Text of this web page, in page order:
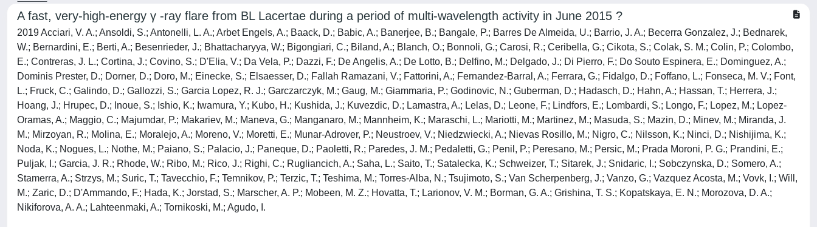
A fast, very-high-energy γ -ray flare from BL Lacertae during a period of multi-wavelength activity in June 2015 ?
2019 Acciari, V. A.; Ansoldi, S.; Antonelli, L. A.; Arbet Engels, A.; Baack, D.; Babic, A.; Banerjee, B.; Bangale, P.; Barres De Almeida, U.; Barrio, J. A.; Becerra Gonzalez, J.; Bednarek,
W.; Bernardini, E.; Berti, A.; Besenrieder, J.; Bhattacharyya, W.; Bigongiari, C.; Biland, A.; Blanch, O.; Bonnoli, G.; Carosi, R.; Ceribella, G.; Cikota, S.; Colak, S. M.; Colin, P.; Colombo,
E.; Contreras, J. L.; Cortina, J.; Covino, S.; D'Elia, V.; Da Vela, P.; Dazzi, F.; De Angelis, A.; De Lotto, B.; Delfino, M.; Delgado, J.; Di Pierro, F.; Do Souto Espinera, E.; Dominguez, A.;
Dominis Prester, D.; Dorner, D.; Doro, M.; Einecke, S.; Elsaesser, D.; Fallah Ramazani, V.; Fattorini, A.; Fernandez-Barral, A.; Ferrara, G.; Fidalgo, D.; Foffano, L.; Fonseca, M. V.; Font,
L.; Fruck, C.; Galindo, D.; Gallozzi, S.; Garcia Lopez, R. J.; Garczarczyk, M.; Gaug, M.; Giammaria, P.; Godinovic, N.; Guberman, D.; Hadasch, D.; Hahn, A.; Hassan, T.; Herrera, J.;
Hoang, J.; Hrupec, D.; Inoue, S.; Ishio, K.; Iwamura, Y.; Kubo, H.; Kushida, J.; Kuvezdic, D.; Lamastra, A.; Lelas, D.; Leone, F.; Lindfors, E.; Lombardi, S.; Longo, F.; Lopez, M.; Lopez-
Oramas, A.; Maggio, C.; Majumdar, P.; Makariev, M.; Maneva, G.; Manganaro, M.; Mannheim, K.; Maraschi, L.; Mariotti, M.; Martinez, M.; Masuda, S.; Mazin, D.; Minev, M.; Miranda, J.
M.; Mirzoyan, R.; Molina, E.; Moralejo, A.; Moreno, V.; Moretti, E.; Munar-Adrover, P.; Neustroev, V.; Niedzwiecki, A.; Nievas Rosillo, M.; Nigro, C.; Nilsson, K.; Ninci, D.; Nishijima, K.;
Noda, K.; Nogues, L.; Nothe, M.; Paiano, S.; Palacio, J.; Paneque, D.; Paoletti, R.; Paredes, J. M.; Pedaletti, G.; Penil, P.; Peresano, M.; Persic, M.; Prada Moroni, P. G.; Prandini, E.;
Puljak, I.; Garcia, J. R.; Rhode, W.; Ribo, M.; Rico, J.; Righi, C.; Rugliancich, A.; Saha, L.; Saito, T.; Satalecka, K.; Schweizer, T.; Sitarek, J.; Snidaric, I.; Sobczynska, D.; Somero, A.;
Stamerra, A.; Strzys, M.; Suric, T.; Tavecchio, F.; Temnikov, P.; Terzic, T.; Teshima, M.; Torres-Alba, N.; Tsujimoto, S.; Van Scherpenberg, J.; Vanzo, G.; Vazquez Acosta, M.; Vovk, I.; Will,
M.; Zaric, D.; D'Ammando, F.; Hada, K.; Jorstad, S.; Marscher, A. P.; Mobeen, M. Z.; Hovatta, T.; Larionov, V. M.; Borman, G. A.; Grishina, T. S.; Kopatskaya, E. N.; Morozova, D. A.;
Nikiforova, A. A.; Lahteenmaki, A.; Tornikoski, M.; Agudo, I.